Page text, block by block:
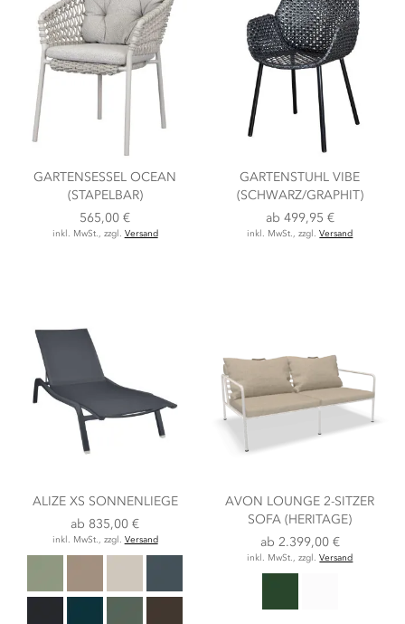
GARTENSESSEL OCEAN
(STAPELBAR)
565,00 €
inkl. MwSt., zzgl. Versand
GARTENSTUHL VIBE
(SCHWARZ/GRAPHIT)
ab 499,95 €
inkl. MwSt., zzgl.Versand
ALIZE XS SONNENLIEGE
ab 835,00 €
inkl. MwSt., zzgl. Versand
AVON LOUNGE 2-SITZER
SOFA (HERITAGE)
ab 2.399,00 €
inkl. MwSt., zzgl.Versand